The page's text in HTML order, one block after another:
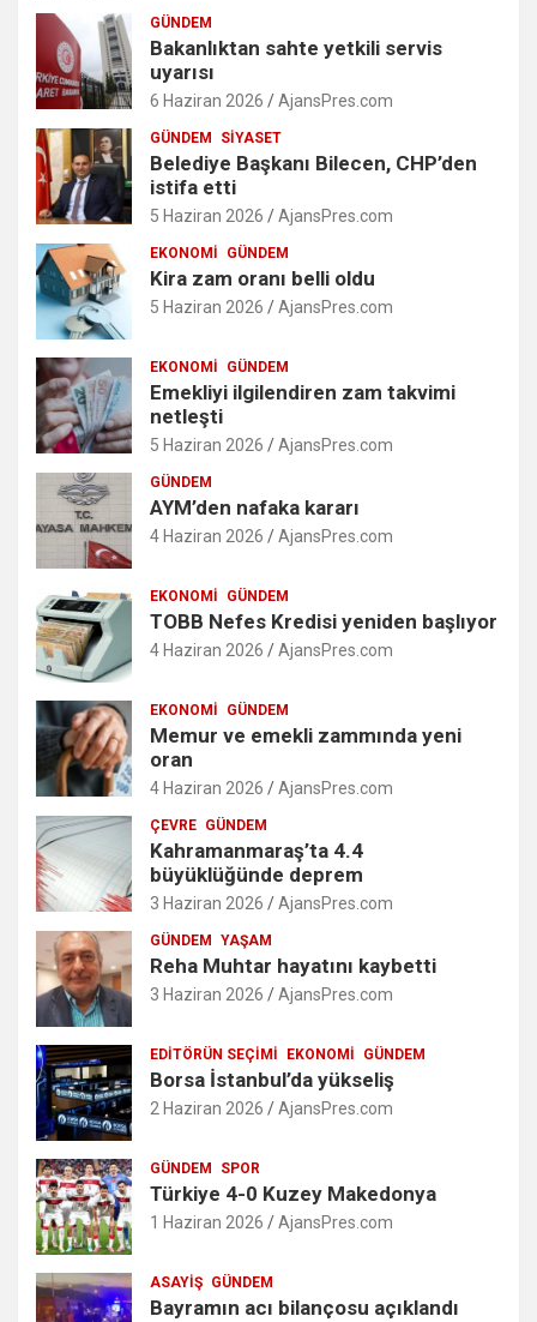
GÜNDEM
Bakanlıktan sahte yetkili servis
uyarısı
6 Haziran 2026 AjansPres.com
GÜNDEM SIYASET
Belediye Başkanı Bilecen, CHP’den
istifa etti
5 Haziran 2026 AjansPres.com
EKONOMI GÜNDEM
Kira zam oranı belli oldu
5 Haziran 2026 AjansPres.com
EKONOMI GÜNDEM
Emekliyi ilgilendiren zam takvimi
netleşti
5 Haziran 2026 AjansPres.com
GÜNDEM
AYM’den nafaka kararı
4 Haziran 2026 AjansPres.com
EKONOMI GÜNDEM
TOBB Nefes Kredisi yeniden başlıyor
4 Haziran 2026 AjansPres.com
EKONOMI GÜNDEM
Memur ve emekli zammında yeni
oran
4 Haziran 2026 AjansPres.com
ÇEVRE GÜNDEM
Kahramanmaraş’ta 4.4
büyüklüğünde deprem
3 Haziran 2026 AjansPres.com
GÜNDEM YAŞAM
Reha Muhtar hayatını kaybetti
3 Haziran 2026 AjansPres.com
EDITÖRÜN SEÇIMI EKONOMI GÜNDEM
Borsa İstanbul’da yükseliş
2 Haziran 2026 AjansPres.com
GÜNDEM SPOR
Türkiye 4-0 Kuzey Makedonya
1 Haziran 2026 AjansPres.com
ASAYIŞ GÜNDEM
Bayramın acı bilançosu açıklandı